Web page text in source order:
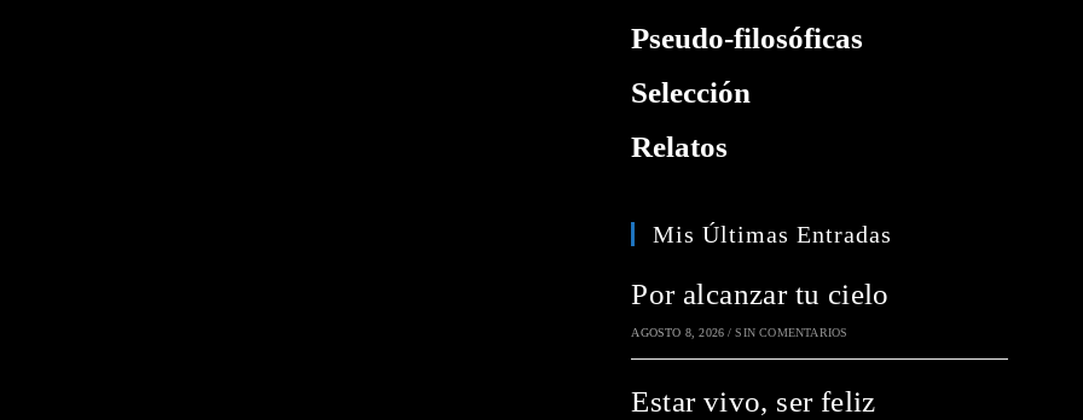
Pseudo-filosóficas
Selección
Relatos
Mis Últimas Entradas
Por alcanzar tu cielo
AGOSTO 8, 2026 / SIN COMENTARIOS
Estar vivo, ser feliz